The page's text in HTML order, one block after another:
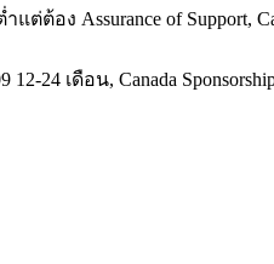
ำแต่ต้อง Assurance of
24 เดือน, Canada